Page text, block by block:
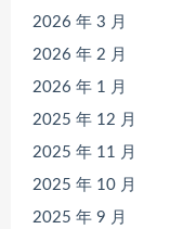
2026 年 3 月
2026 年 2 月
2026 年 1 月
2025 年 12 月
2025 年 11 月
2025 年 10 月
2025 年 9 月